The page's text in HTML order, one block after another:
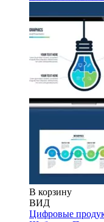
В корзину
ВИД
Цифровые